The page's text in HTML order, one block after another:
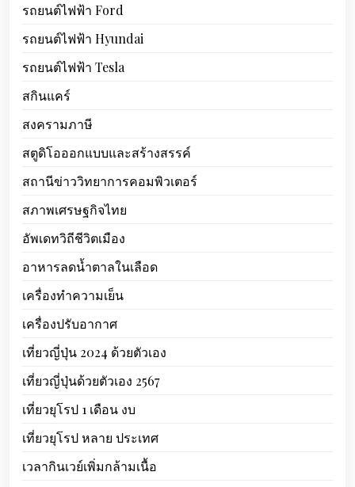
รถยนต์ไฟฟ้า Ford
รถยนต์ไฟฟ้า Hyundai
รถยนต์ไฟฟ้า Tesla
สกินแคร์
สงครามภาษี
สตูดิโอออกแบบและสร้างสรรค์
สถานีข่าววิทยาการคอมพิวเตอร์
สภาพเศรษฐกิจไทย
อัพเดทวิถีชีวิตเมือง
อาหารลดน้ำตาลในเลือด
เครื่องทำความเย็น
เครื่องปรับอากาศ
เที่ยวญี่ปุ่น 2024 ด้วยตัวเอง
เที่ยวญี่ปุ่นด้วยตัวเอง 2567
เที่ยวยุโรป 1 เดือน งบ
เที่ยวยุโรป หลาย ประเทศ
เวลากินเวย์เพิ่มกล้ามเนื้อ